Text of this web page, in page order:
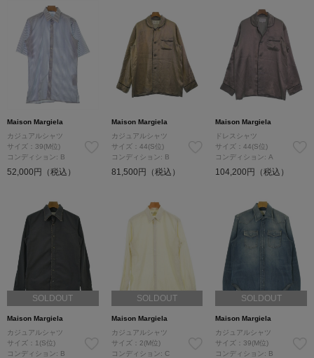
Maison Margiela
カジュアルシャツ
サイズ：39(M位)
コンディション: B
52,000円（税込）
Maison Margiela
カジュアルシャツ
サイズ：44(S位)
コンディション: B
81,500円（税込）
Maison Margiela
ドレスシャツ
サイズ：44(S位)
コンディション: A
104,200円（税込）
SOLDOUT
Maison Margiela
カジュアルシャツ
サイズ：1(S位)
コンディション: B
SOLDOUT
Maison Margiela
カジュアルシャツ
サイズ：2(M位)
コンディション: C
SOLDOUT
Maison Margiela
カジュアルシャツ
サイズ：39(M位)
コンディション: B